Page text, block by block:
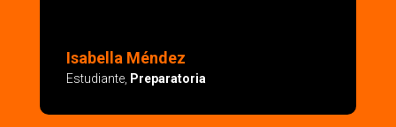
Isabella Méndez
Estudiante, Preparatoria